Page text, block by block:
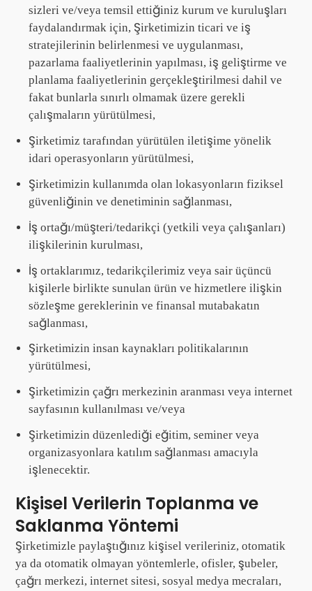
sizleri ve/veya temsil ettiğiniz kurum ve kuruluşları
faydalandırmak için, Şirketimizin ticari ve iş
stratejilerinin belirlenmesi ve uygulanması,
pazarlama faaliyetlerinin yapılması, iş geliştirme ve
planlama faaliyetlerinin gerçekleştirilmesi dahil ve
fakat bunlarla sınırlı olmamak üzere gerekli
çalışmaların yürütülmesi,
Şirketimiz tarafından yürütülen iletişime yönelik
idari operasyonların yürütülmesi,
Şirketimizin kullanımda olan lokasyonların fiziksel
güvenliğinin ve denetiminin sağlanması,
İş ortağı/müşteri/tedarikçi (yetkili veya çalışanları)
ilişkilerinin kurulması,
İş ortaklarımız, tedarikçilerimiz veya sair üçüncü
kişilerle birlikte sunulan ürün ve hizmetlere ilişkin
sözleşme gereklerinin ve finansal mutabakatın
sağlanması,
Şirketimizin insan kaynakları politikalarının
yürütülmesi,
Şirketimizin çağrı merkezinin aranması veya internet
sayfasının kullanılması ve/veya
Şirketimizin düzenlediği eğitim, seminer veya
organizasyonlara katılım sağlanması amacıyla
işlenecektir.
Kişisel Verilerin Toplanma ve
Saklanma Yöntemi
Şirketimizle paylaştığınız kişisel verileriniz, otomatik
ya da otomatik olmayan yöntemlerle, ofisler, şubeler,
çağrı merkezi, internet sitesi, sosyal medya mecraları,